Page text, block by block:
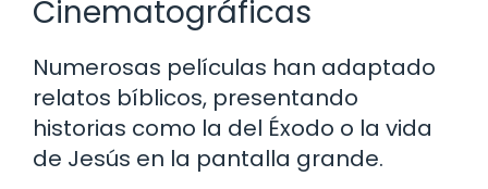
Cinematográficas
Numerosas películas han adaptado
relatos bíblicos, presentando
historias como la del Éxodo o la vida
de Jesús en la pantalla grande.